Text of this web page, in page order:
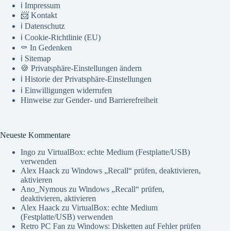
ℹ️ Impressum
📨 Kontakt
ℹ️ Datenschutz
ℹ️ Cookie-Richtlinie (EU)
⚰️ In Gedenken
ℹ️ Sitemap
🍪 Privatsphäre-Einstellungen ändern
ℹ️ Historie der Privatsphäre-Einstellungen
ℹ️ Einwilligungen widerrufen
Hinweise zur Gender- und Barrierefreiheit
Neueste Kommentare
Ingo zu VirtualBox: echte Medium (Festplatte/USB)
verwenden
Alex Haack zu Windows „Recall“ prüfen, deaktivieren,
aktivieren
Ano_Nymous zu Windows „Recall“ prüfen,
deaktivieren, aktivieren
Alex Haack zu VirtualBox: echte Medium
(Festplatte/USB) verwenden
Retro PC Fan zu Windows: Disketten auf Fehler prüfen